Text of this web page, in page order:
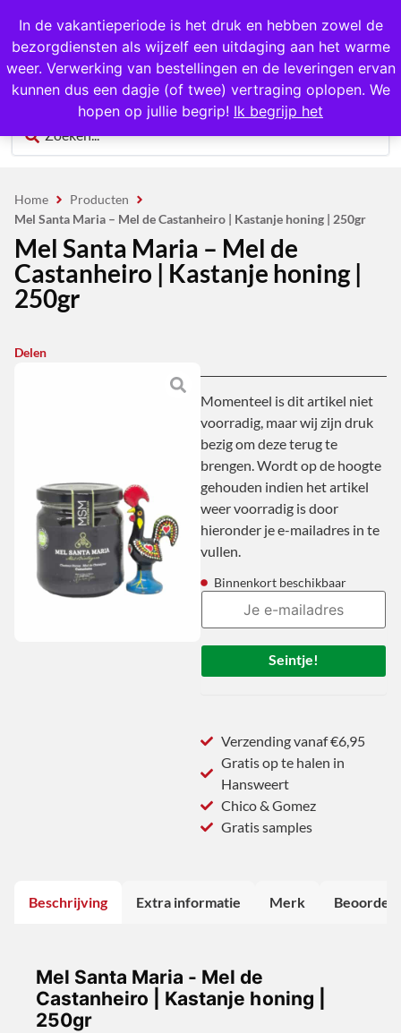
In de vakantieperiode is het druk en hebben zowel de
bezorgdiensten als wijzelf een uitdaging aan het warme
weer. Verwerking van bestellingen en de leveringen ervan
kunnen dus een dagje (of twee) vertraging oplopen. We
hopen op jullie begrip! Ik begrijp het
1000+ producten op voorraad
0
Home
Producten
Mel Santa Maria – Mel de Castanheiro | Kastanje honing | 250gr
Mel Santa Maria – Mel de
Castanheiro | Kastanje honing |
250gr
Delen
Momenteel is dit artikel niet
voorradig, maar wij zijn druk
bezig om deze terug te
brengen. Wordt op de hoogte
gehouden indien het artikel
weer voorradig is door
hieronder je e-mailadres in te
vullen.
Binnenkort beschikbaar
Seintje!
Verzending vanaf €6,95
Gratis op te halen in
Hansweert
Chico & Gomez
Gratis samples
Beschrijving Extra informatie Merk
Mel Santa Maria - Mel de
Castanheiro | Kastanje honing |
250gr